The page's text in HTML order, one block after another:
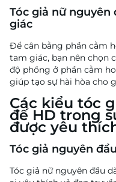
Tóc giả nữ
giác
Để cân bằng phần cằm
tam giác, bạn nên chọn
độ phồng ở phần cằm
giúp tạo sự hài hòa cho
Các kiểu tóc
đế HD trong
được yêu
Tóc giả nguyên
Tóc giả nữ nguyên đầu